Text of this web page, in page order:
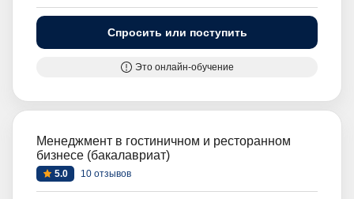
Спросить или поступить
Это онлайн-обучение
Менеджмент в гостиничном и ресторанном
бизнесе (бакалавриат)
5.0 10 отзывов